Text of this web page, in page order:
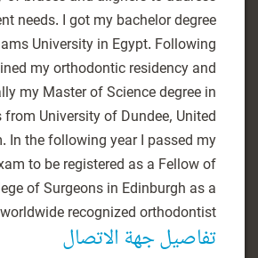
needs. I got my bachelor degree
University in Egypt. Following
my orthodontic residency and
my Master of Science degree in
University of Dundee, United
In the following year I passed my
to be registered as a Fellow of
of Surgeons in Edinburgh as a
worldwide recognized orthodontist.
تفاصيل جهة الاتصال